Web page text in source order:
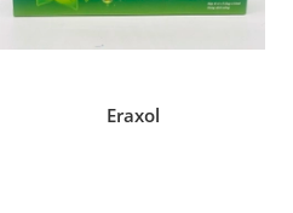
Eraxol